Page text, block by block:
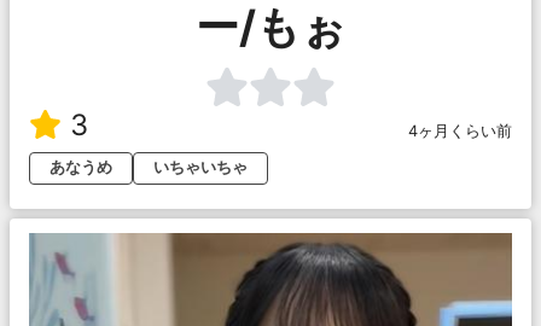
ー/もぉ
3
4ヶ月くらい前
あなうめ
いちゃいちゃ